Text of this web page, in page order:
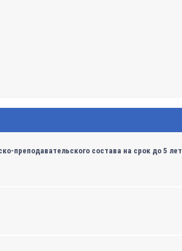
преподавательского состава на срок до 5 лет